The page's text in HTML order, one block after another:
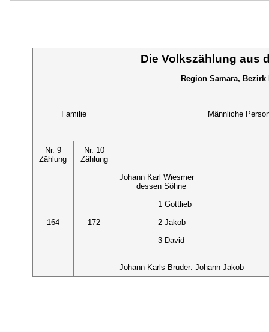
Die Volkszählung aus
Region Samara,
Familie Männliche
Nr. 9
Zählung
Nr. 10
Zählung
164 172
Johann Karl Wiesmer
dessen Söhne
1 Gottlieb
2 Jakob
3 David
Johann Karls Bruder: Johann Jakob